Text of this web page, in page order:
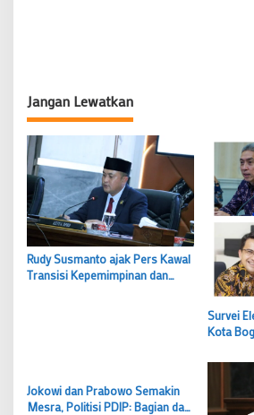
Jangan Lewatkan
Rudy Susmanto ajak Pers Kawal
Transisi Kepemimpinan dan
Survei
Kota
Masuk
Jokowi dan Prabowo Semakin
Mesra, Politisi PDIP: Bagian dari